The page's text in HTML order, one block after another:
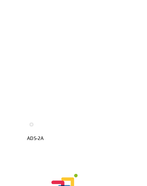
ADS-2A